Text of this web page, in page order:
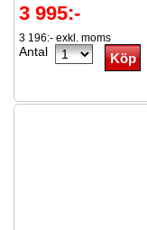
3 995:-
3 196:- exkl. moms
Antal